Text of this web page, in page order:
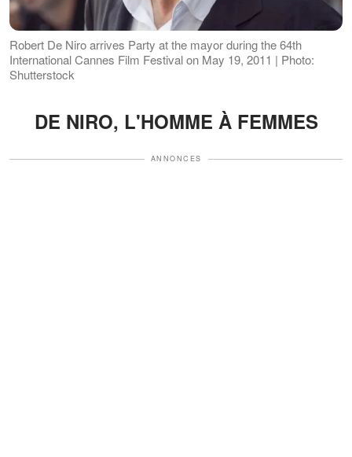
Robert De Niro arrives Party at the mayor during the 64th
International Cannes Film Festival on May 19, 2011 | Photo:
Shutterstock
DE NIRO, L'HOMME À FEMMES
ANNONCES